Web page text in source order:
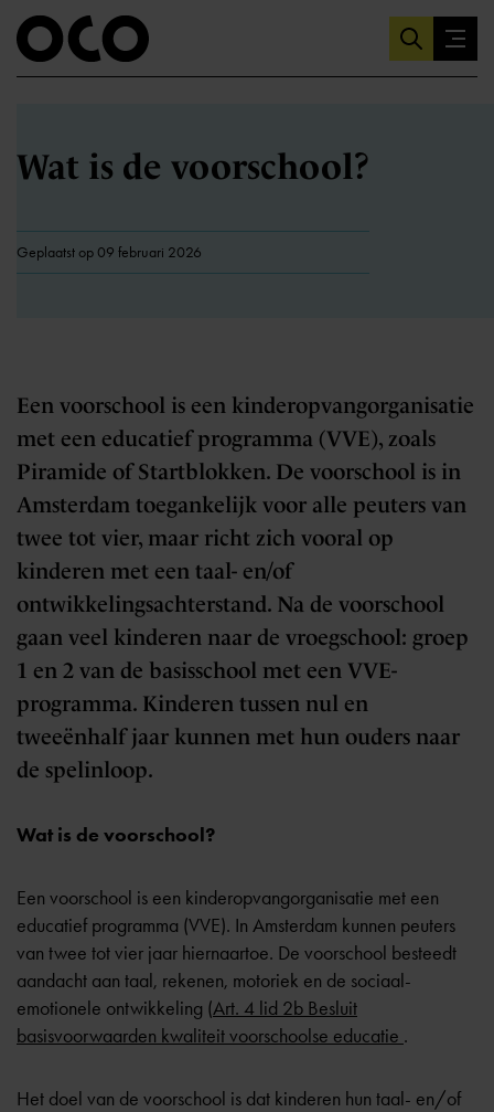
Wat is de voorschool?
Geplaatst op 09 februari 2026
Een voorschool is een kinderopvangorganisatie
met een educatief programma (VVE), zoals
Piramide of Startblokken. De voorschool is in
Amsterdam toegankelijk voor alle peuters van
twee tot vier, maar richt zich vooral op
kinderen met een taal- en/of
ontwikkelingsachterstand. Na de voorschool
gaan veel kinderen naar de vroegschool: groep
1 en 2 van de basisschool met een VVE-
programma. Kinderen tussen nul en
tweeënhalf jaar kunnen met hun ouders naar
de spelinloop.
Wat is de voorschool?
Een voorschool is een kinderopvangorganisatie met een
educatief programma (VVE). In Amsterdam kunnen peuters
van twee tot vier jaar hiernaartoe. De voorschool besteedt
aandacht aan taal, rekenen, motoriek en de sociaal-
emotionele ontwikkeling (Art. 4 lid 2b Besluit
basisvoorwaarden kwaliteit voorschoolse educatie .
Het doel van de voorschool is dat kinderen hun taal- en/of